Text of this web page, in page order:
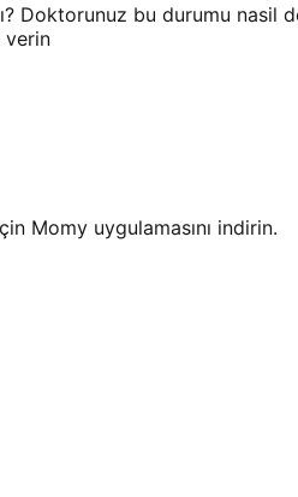
Doktorunuz bu durumu
verin
Momy uygulamasını indirin.